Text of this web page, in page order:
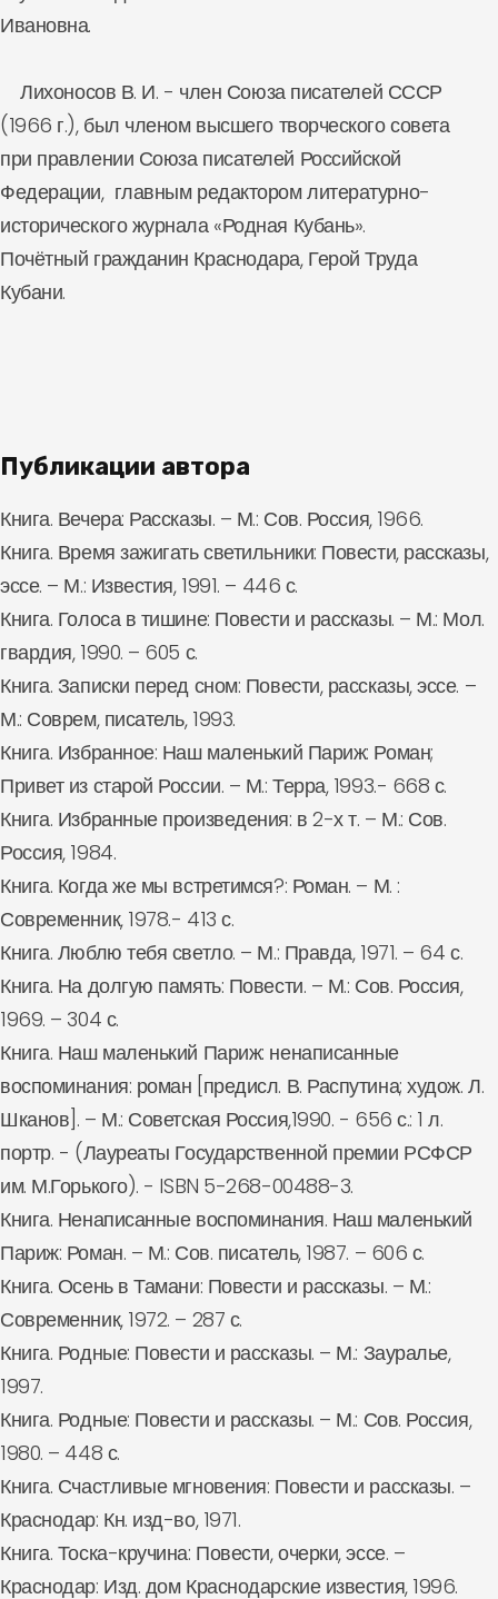
Ивановна.
Лихоносов В. И. - член Союза писателей СССР
(1966 г.), был членом высшего творческого совета
при правлении Союза писателей Российской
Федерации, главным редактором литературно-
исторического журнала «Родная Кубань».
Почётный гражданин Краснодара, Герой Труда
Кубани.
Публикации автора
Книга. Вечера: Рассказы. – М.: Сов. Россия, 1966.
Книга. Время зажигать светильники: Повести, рассказы,
эссе. – М.: Известия, 1991. – 446 с.
Книга. Голоса в тишине: Повести и рассказы. – М.: Мол.
гвардия, 1990. – 605 с.
Книга. Записки перед сном: Повести, рассказы, эссе. –
М.: Соврем, писатель, 1993.
Книга. Избранное: Наш маленький Париж: Роман;
Привет из старой России. – М.: Терра, 1993.- 668 с.
Книга. Избранные произведения: в 2-х т. – М.: Сов.
Россия, 1984.
Книга. Когда же мы встретимся?: Роман. – М. :
Современник, 1978.- 413 с.
Книга. Люблю тебя светло. – М.: Правда, 1971. – 64 с.
Книга. На долгую память: Повести. – М.: Сов. Россия,
1969. – 304 с.
Книга. Наш маленький Париж: ненаписанные
воспоминания: роман [предисл. В. Распутина; худож. Л.
Шканов]. – М.: Советская Россия,1990. - 656 с.: 1 л.
портр. - (Лауреаты Государственной премии РСФСР
им. М.Горького). - ISBN 5-268-00488-3.
Книга. Ненаписанные воспоминания. Наш маленький
Париж: Роман. – М.: Сов. писатель, 1987. – 606 с.
Книга. Осень в Тамани: Повести и рассказы. – М.:
Современник, 1972. – 287 с.
Книга. Родные: Повести и рассказы. – М.: Зауралье,
1997.
Книга. Родные: Повести и рассказы. – М.: Сов. Россия,
1980. – 448 с.
Книга. Счастливые мгновения: Повести и рассказы. –
Краснодар: Кн. изд-во, 1971.
Книга. Тоска-кручина: Повести, очерки, эссе. –
Краснодар: Изд. дом Краснодарские известия, 1996.